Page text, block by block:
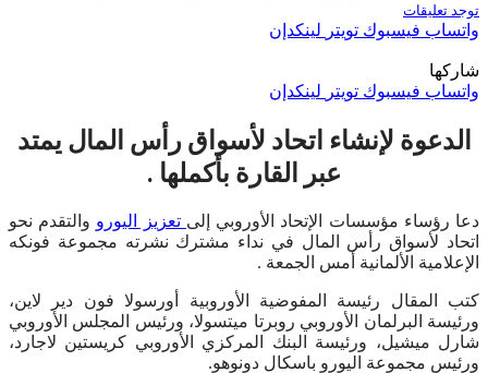
توجد تعليقات
واتساب فيسبوك تويتر لينكدإن
شاركها
واتساب فيسبوك تويتر لينكدإن
الدعوة لإنشاء اتحاد لأسواق رأس المال يمتد
عبر القارة بأكملها .
دعا رؤساء مؤسسات الإتحاد الأوروبي إلى تعزيز اليورو والتقدم نحو
اتحاد لأسواق رأس المال في نداء مشترك نشرته مجموعة فونكه
الإعلامية الألمانية أمس الجمعة .
كتب المقال رئيسة المفوضية الأوروبية أورسولا فون دير لاين،
ورئيسة البرلمان الأوروبي روبرتا ميتسولا، ورئيس المجلس الأوروبي
شارل ميشيل، ورئيسة البنك المركزي الأوروبي كريستين لاجارد،
ورئيس مجموعة اليورو باسكال دونوهو.